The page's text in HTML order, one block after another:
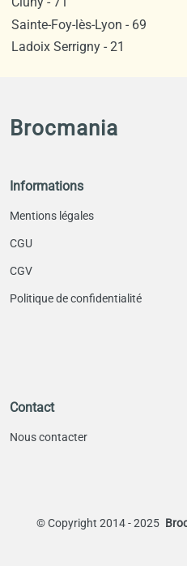
Sainte-Foy-lès-Lyon - 69
Ladoix Serrigny - 21
Brocmania
Informations
Mentions légales
CGU
CGV
Politique de confidentialité
Contact
Nous contacter
©Copyright 2014 - 2025